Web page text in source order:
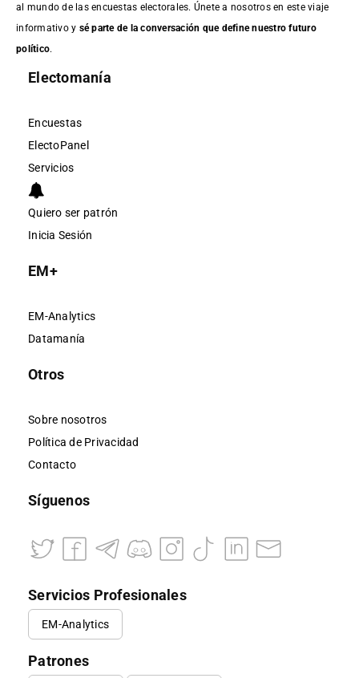
al mundo de las encuestas electorales. Únete a nosotros en este viaje
informativo y sé parte de la conversación que define nuestro futuro
político.
Electomanía
Encuestas
ElectoPanel
Servicios
Quiero ser patrón
Inicia Sesión
EM+
EM-Analytics
Datamanía
Otros
Sobre nosotros
Política de Privacidad
Contacto
Síguenos
Servicios Profesionales
EM-Analytics
Patrones